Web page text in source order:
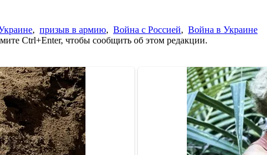
, призыв в армию, Война с Россией, Война в Украине
Ctrl+Enter, чтобы сообщить об этом редакции.